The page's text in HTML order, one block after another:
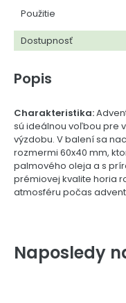
Použitie
Dostupnosť
Popis
Charakteristika:
sú ideálnou voľbou pre
výzdobu. V balení sa
rozmermi 60x40 mm,
palmového oleja a s
prémiovej kvalite horia
atmosféru počas
Naposledy